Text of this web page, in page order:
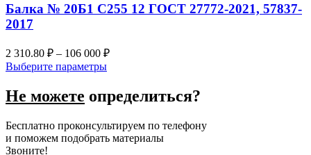
Балка № 20Б1 С255 12 ГОСТ 27772-2021, 57837-
2017
2 310.80 ₽ – 106 000 ₽
Выберите параметры
Не можете определиться?
Бесплатно проконсультируем по телефону
и поможем подобрать материалы
Звоните!